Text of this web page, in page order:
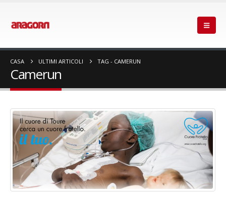
CASA ULTIMI ARTICOLI TAG - CAMERUN
Camerun